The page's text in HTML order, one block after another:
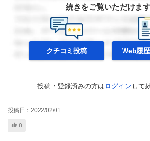
続きをご覧いただけます
クチコミ投稿 Web履
投稿・登録済みの方はログイン して
投稿日： 2022/02/01
0